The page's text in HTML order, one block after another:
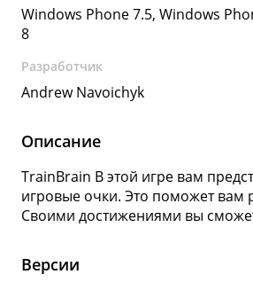
Windows Phone 7.5, Windows
8
Разработчик
Andrew Navoichyk
Описание
TrainBrain В этой игре вам
игровые очки. Это поможет вам
Своими достижениями вы
Версии